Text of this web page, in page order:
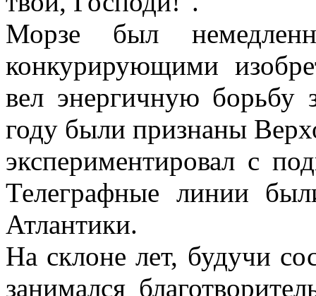
Морзе был
конкурирующими
вел энергичную борьбу
году были признаны
экспериментировал с
Телеграфные линии
Атлантики.
На склоне лет, будучи
занимался